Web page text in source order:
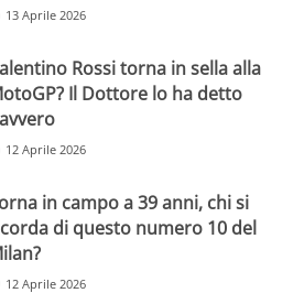
13 Aprile 2026
Rossi torna in sella alla
Il Dottore lo ha detto
12 Aprile 2026
in campo a 39 anni, chi si
di questo numero 10 del
12 Aprile 2026